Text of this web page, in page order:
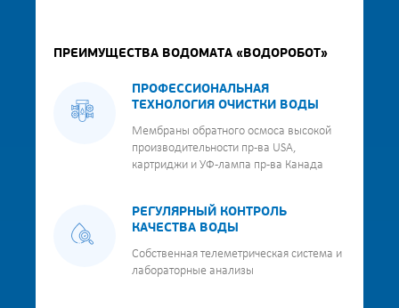
ПРЕИМУЩЕСТВА ВОДОМАТА «ВОДОРОБОТ»
ПРОФЕССИОНАЛЬНАЯ
ТЕХНОЛОГИЯ ОЧИСТКИ ВОДЫ
Мембраны обратного осмоса высокой
производительности пр-ва USA,
картриджи и УФ-лампа пр-ва Канада
РЕГУЛЯРНЫЙ КОНТРОЛЬ
КАЧЕСТВА ВОДЫ
Собственная телеметрическая система и
лабораторные анализы